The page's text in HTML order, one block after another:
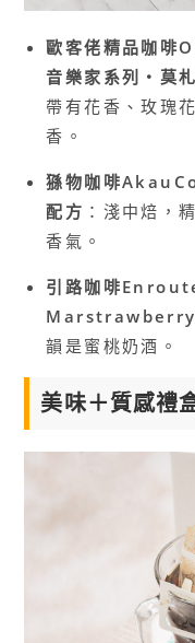
歐客佬精品咖啡
音樂家系列・莫
帶有花香、玫瑰
香。
猻物咖啡
配方 ：淺中焙，
香氣。
引路咖啡
Marstrawberry
韻是蜜桃奶酒。
美味＋質感禮